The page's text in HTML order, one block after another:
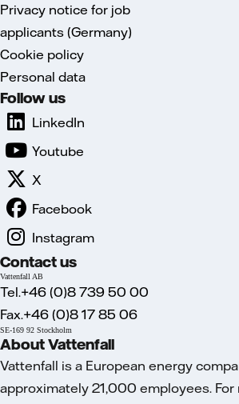
Privacy notice for job
applicants (Germany)
Cookie policy
Personal data
Follow us
LinkedIn
Youtube
X
Facebook
Instagram
Contact us
Vattenfall AB
Tel.+46 (0)8 739 50 00
Fax.+46 (0)8 17 85 06
SE-169 92 Stockholm
About Vattenfall
Vattenfall is a European energy
approximately 21,000 employees. For